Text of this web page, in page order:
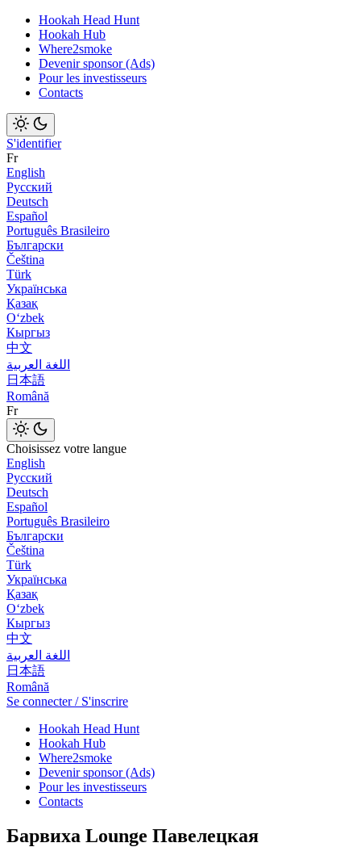
Hookah Head Hunt
Hookah Hub
Where2smoke
Devenir sponsor (Ads)
Pour les investisseurs
Contacts
S'identifier
Fr
English
Русский
Deutsch
Español
Português Brasileiro
Български
Čeština
Türk
Українська
Қазақ
Оʻzbek
Кыргыз
中文
اللغة العربية
日本語
Română
Fr
Choisissez votre langue
English
Русский
Deutsch
Español
Português Brasileiro
Български
Čeština
Türk
Українська
Қазақ
Оʻzbek
Кыргыз
中文
اللغة العربية
日本語
Română
Se connecter / S'inscrire
Hookah Head Hunt
Hookah Hub
Where2smoke
Devenir sponsor (Ads)
Pour les investisseurs
Contacts
Барвиха Lounge Павелецкая